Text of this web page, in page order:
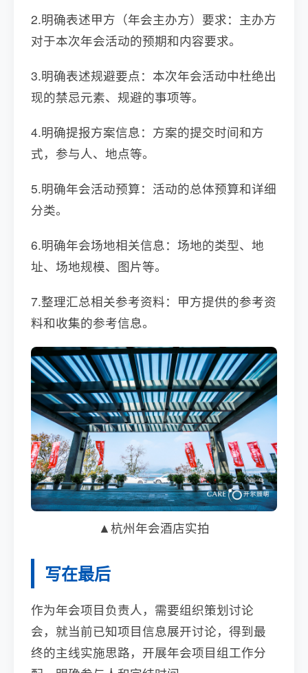
2.明确表述甲方（年会主办方）要求：主办方
对于本次年会活动的预期和内容要求。
3.明确表述规避要点：本次年会活动中杜绝出
现的禁忌元素、规避的事项等。
4.明确提报方案信息：方案的提交时间和方
式，参与人、地点等。
5.明确年会活动预算：活动的总体预算和详细
分类。
6.明确年会场地相关信息：场地的类型、地
址、场地规模、图片等。
7.整理汇总相关参考资料：甲方提供的参考资
料和收集的参考信息。
▲杭州年会酒店实拍
写在最后
作为年会项目负责人，需要组织策划讨论
会，就当前已知项目信息展开讨论，得到最
终的主线实施思路，开展年会项目组工作分